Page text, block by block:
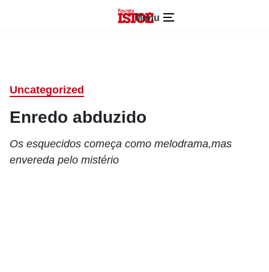
Menu
Uncategorized
Enredo abduzido
Os esquecidos começa como melodrama,mas
envereda pelo mistério